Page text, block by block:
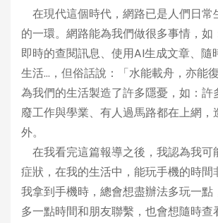
在現代這個時代，網路已是人們日常
的一環。網路能為我們做很多事情，如
即時的查閱訊息、使用AI生成文章、隨
生活…，但俗話說：「水能載舟，亦能
為我們的生活製造了許多隱憂，如：許
廢工作與學業、有人過馬路都在上網，
外。
在我看完這篇報導之後，我認為我可
症狀，在我的生活中，能玩手機的時間
我拿到手機時，總會想盡辦法多玩一點
多一點時間和朋友聯繫，也會想隨時查